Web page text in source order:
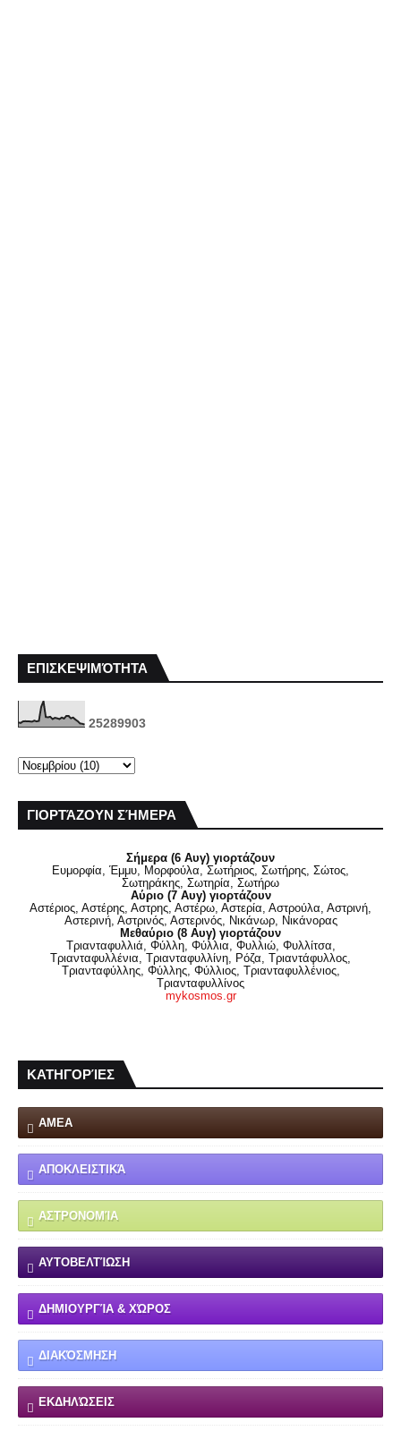
ΕΠΙΣΚΕΨΙΜΌΤΗΤΑ
25289903
ΓΙΟΡΤΆΖΟΥΝ ΣΉΜΕΡΑ
Σήμερα (6 Αυγ) γιορτάζουν
Ευμορφία, Έμμυ, Μορφούλα, Σωτήριος, Σωτήρης, Σώτος,
Σωτηράκης, Σωτηρία, Σωτήρω
Αύριο (7 Αυγ) γιορτάζουν
Αστέριος, Αστέρης, Αστρης, Αστέρω, Αστερία, Αστρούλα, Αστρινή,
Αστερινή, Αστρινός, Αστερινός, Νικάνωρ, Νικάνορας
Μεθαύριο (8 Αυγ) γιορτάζουν
Τριανταφυλλιά, Φύλλη, Φύλλια, Φυλλιώ, Φυλλίτσα,
Τριανταφυλλένια, Τριανταφυλλίνη, Ρόζα, Τριαντάφυλλος,
Τριανταφύλλης, Φύλλης, Φύλλιος, Τριανταφυλλένιος,
Τριανταφυλλίνος
mykosmos.gr
ΚΑΤΗΓΟΡΊΕΣ
ΑΜΕΑ
ΑΠΟΚΛΕΙΣΤΙΚΆ
ΑΣΤΡΟΝΟΜΊΑ
ΑΥΤΟΒΕΛΤΊΩΣΗ
ΔΗΜΙΟΥΡΓΊΑ & ΧΏΡΟΣ
ΔΙΑΚΌΣΜΗΣΗ
ΕΚΔΗΛΏΣΕΙΣ